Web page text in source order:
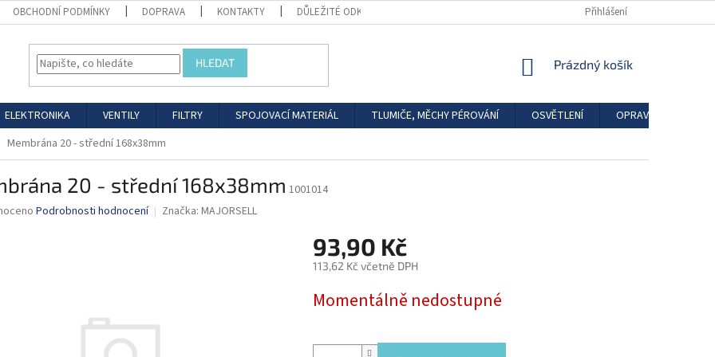
OBCHODNÍ PODMÍNKY DOPRAVA KONTAKTY DŮLEŽITÉ ODKAZY Přihlášení
HLEDAT
NÁKUPNÍ
Prázdný košík
ELEKTRONIKA VENTILY FILTRY SPOJOVACÍ MATERIÁL TLUMIČE, MĚCHY PÉROVÁNÍ OSVĚTLENÍ
OPRAVÁRENSKÉ
Membrána 20 - střední 168x38mm
20 - střední 168x38mm 1001014
Podrobnosti hodnocení Značka: MAJORSELL
93,90 Kč
113,62 Kč včetně DPH
cena:
Momentálně nedostupné